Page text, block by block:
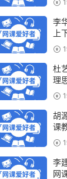
度
李
上
（
度
杜
理
期
胡
课
习
盘
李
网